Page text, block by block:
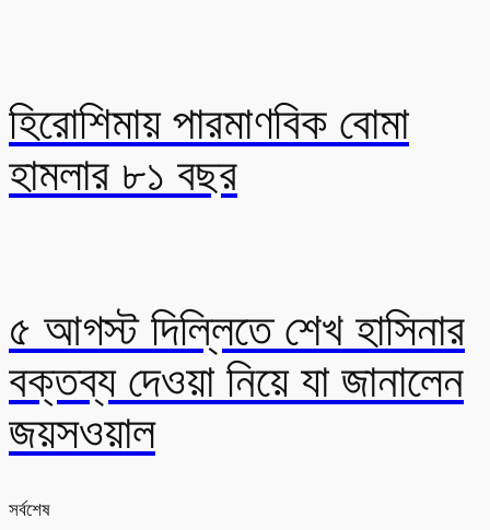
হিরোশিমায় পারমাণবিক বোমা
হামলার ৮১ বছর
৫ আগস্ট দিল্লিতে শেখ হাসিনার
বক্তব্য দেওয়া নিয়ে যা জানালেন
জয়সওয়াল
সর্বশেষ